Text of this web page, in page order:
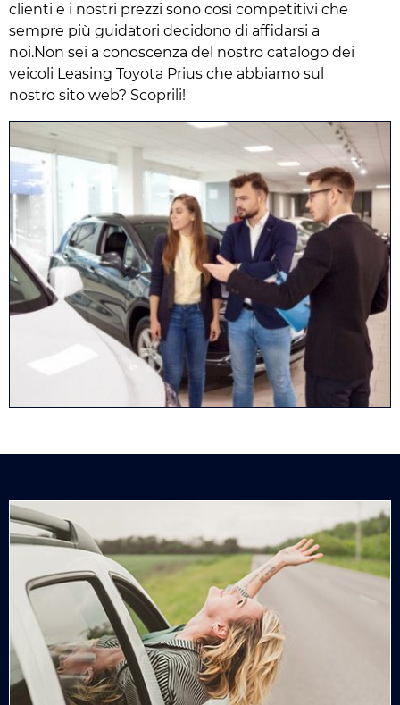
clienti e i nostri prezzi sono così competitivi che
sempre più guidatori decidono di affidarsi a
noi.Non sei a conoscenza del nostro catalogo dei
veicoli Leasing Toyota Prius che abbiamo sul
nostro sito web? Scoprili!